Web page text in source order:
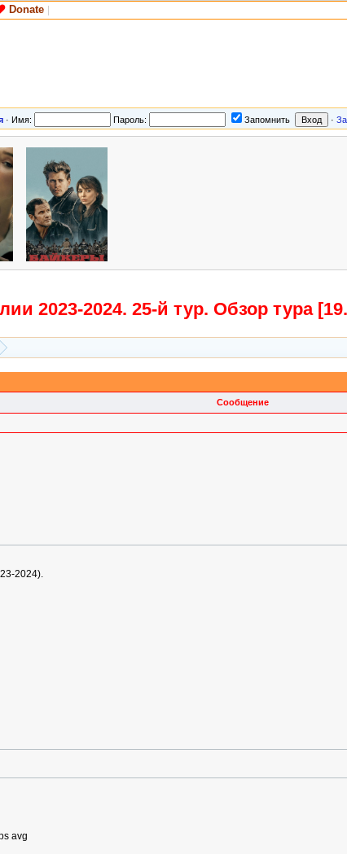
Donate
· Имя: Пароль: Запомнить ·
2023-2024. 25-й тур. Обзор тура
Сообщение
2024).
avg